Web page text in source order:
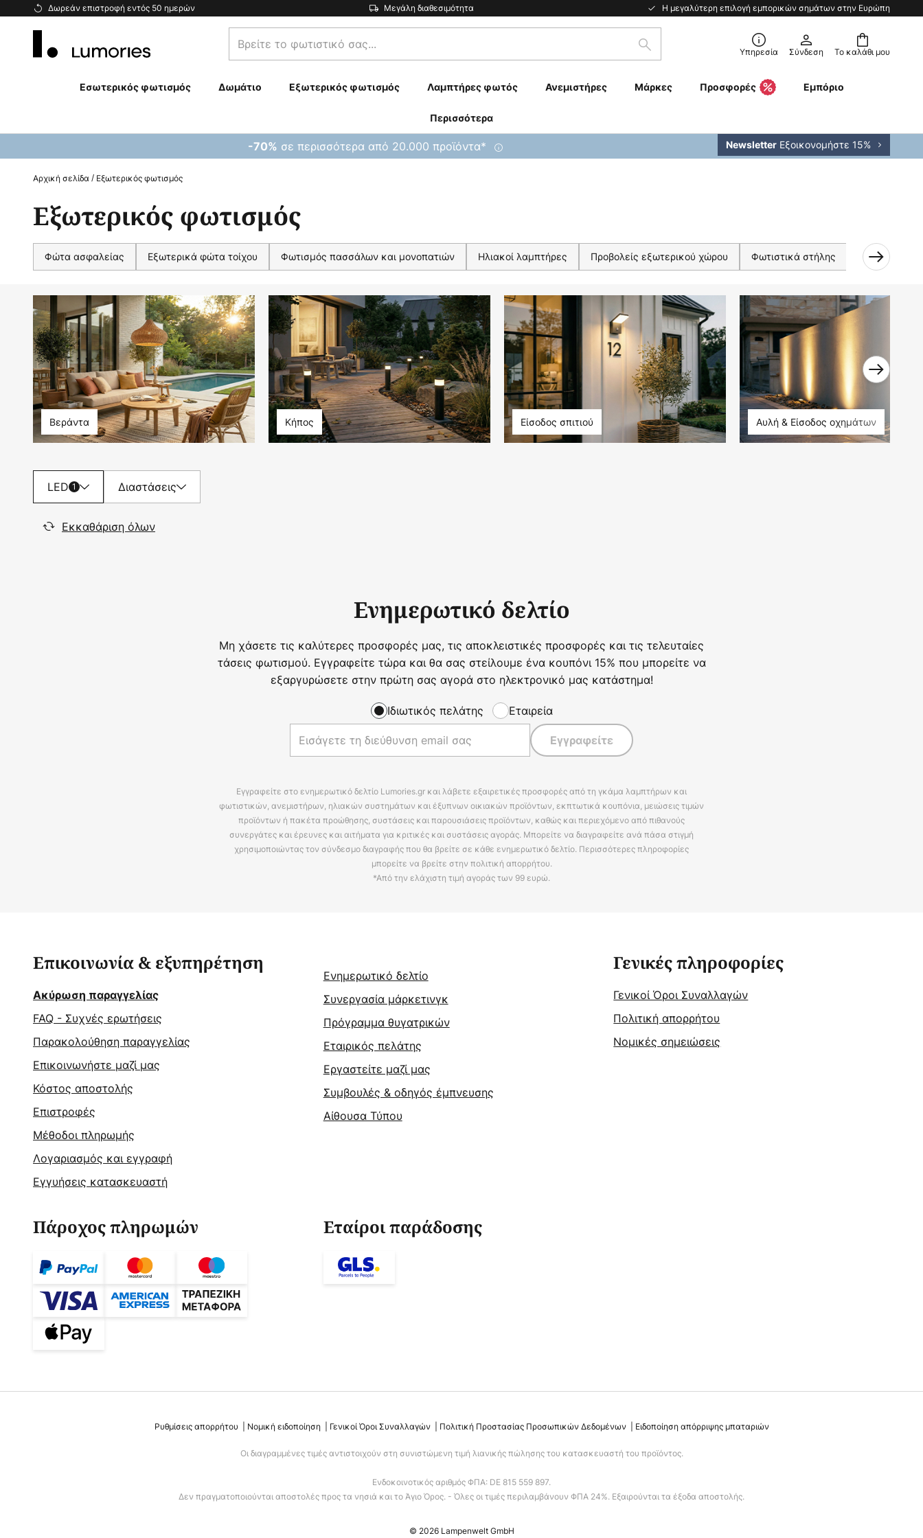
Δωρεάν επιστροφή εντός 50 ημερών Μεγάλη διαθεσιμότητα Η μεγαλύτερη επιλογή εμπορικών σημάτων στην Ευρώπη
Μετάβαση
Το καλάθι μου
Βρείτε
το
σας...
Αναζήτηση Υπηρεσία Σύνδεση
Εσωτερικός φωτισμός Δωμάτιο Εξωτερικός φωτισμός Λαμπτήρες φωτός Ανεμιστήρες Μάρκες Προσφορές Εμπόριο
Περισσότερα
-70% σε περισσότερα από 20.000 προϊόντα* Newsletter Εξοικονομήστε 15%
Αρχική σελίδα Εξωτερικός φωτισμός
Εξωτερικός φωτισμός
Φώτα ασφαλείας Εξωτερικά φώτα τοίχου Φωτισμός πασσάλων και μονοπατιών Ηλιακοί λαμπτήρες Προβολείς εξωτερικού χώρου Φωτιστικά στήλης Φωτισμός
Βεράντα Κήπος Είσοδος σπιτιού Αυλή & Είσοδος οχημάτων
LED 1 Διαστάσεις
Εκκαθάριση όλων
Ενημερωτικό δελτίο
Μη χάσετε τις καλύτερες προσφορές μας, τις αποκλειστικές προσφορές και τις τελευταίες
τάσεις φωτισμού. Εγγραφείτε τώρα και θα σας στείλουμε ένα κουπόνι 15% που μπορείτε να
εξαργυρώσετε στην πρώτη σας αγορά στο ηλεκτρονικό μας κατάστημα!
Ιδιωτικός πελάτης Εταιρεία
Εγγραφείτε
Εγγραφείτε στο ενημερωτικό δελτίο Lumories.gr και λάβετε εξαιρετικές προσφορές από τη γκάμα λαμπτήρων και
φωτιστικών, ανεμιστήρων, ηλιακών συστημάτων και έξυπνων οικιακών προϊόντων, εκπτωτικά κουπόνια, μειώσεις τιμών
προϊόντων ή πακέτα προώθησης, συστάσεις και παρουσιάσεις προϊόντων, καθώς και περιεχόμενο από πιθανούς
συνεργάτες και έρευνες και αιτήματα για κριτικές και συστάσεις αγοράς. Μπορείτε να διαγραφείτε ανά πάσα στιγμή
χρησιμοποιώντας τον σύνδεσμο διαγραφής που θα βρείτε σε κάθε ενημερωτικό δελτίο. Περισσότερες πληροφορίες
μπορείτε να βρείτε στην πολιτική απορρήτου.
*Από την ελάχιστη τιμή αγοράς των 99 ευρώ.
Επικοινωνία & εξυπηρέτηση
Ακύρωση παραγγελίας
FAQ - Συχνές ερωτήσεις
Παρακολούθηση παραγγελίας
Επικοινωνήστε μαζί μας
Κόστος αποστολής
Επιστροφές
Μέθοδοι πληρωμής
Λογαριασμός και εγγραφή
Εγγυήσεις κατασκευαστή
Ενημερωτικό δελτίο
Συνεργασία μάρκετινγκ
Πρόγραμμα θυγατρικών
Εταιρικός πελάτης
Εργαστείτε μαζί μας
Συμβουλές & οδηγός έμπνευσης
Αίθουσα Τύπου
Γενικές πληροφορίες
Γενικοί Όροι Συναλλαγών
Πολιτική απορρήτου
Νομικές σημειώσεις
Πάροχος πληρωμών Εταίροι παράδοσης
Ρυθμίσεις απορρήτου Νομική ειδοποίηση Γενικοί Όροι Συναλλαγών Πολιτική Προστασίας Προσωπικών Δεδομένων Ειδοποίηση απόρριψης μπαταριών
Οι διαγραμμένες τιμές αντιστοιχούν στη συνιστώμενη τιμή λιανικής πώλησης του κατασκευαστή του προϊόντος.
Ενδοκοινοτικός αριθμός ΦΠΑ: DE 815 559 897.
Δεν πραγματοποιούνται αποστολές προς τα νησιά και το Άγιο Όρος. - Όλες οι τιμές περιλαμβάνουν ΦΠΑ 24%. Εξαιρούνται τα έξοδα αποστολής.
© 2026 Lampenwelt GmbH